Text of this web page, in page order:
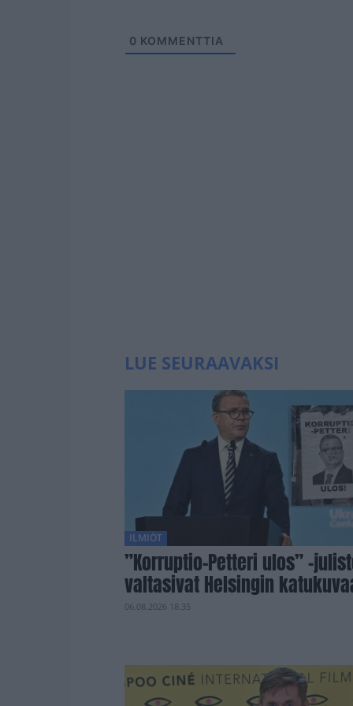
0 KOMMENTTIA
LUE SEURAAVAKSI
ILMIÖT
”Korruptio-Petteri ulos” -
valtasivat Helsingin
06.08.2026 18.35